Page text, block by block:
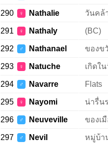
290 ♀ Nathalie วันคล้
291 ♀ Nathaly (BC)
292 ♂ Nathanael ของข
293 ♀ Natuche เกิดใ
294 ♂ Navarre Flats
295 ♀ Nayomi น่ารื่น
296 ♂ Neuveville ของเ
297 ♂ Nevil หมู่บ้า